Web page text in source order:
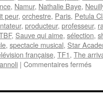
, Namur, Nathalie Baye,
peur, orchestre, Paris, Petula
, producteur, professeur,
, Sauve qui aime, sélection,
, spectacle musical, Star
française, TF1, The
| Commentaires ferméssur